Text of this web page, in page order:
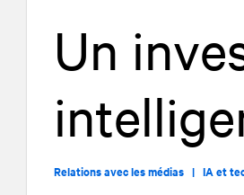
Un
Relations avec les médias | IA et